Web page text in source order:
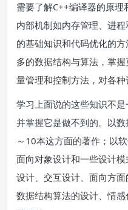
需要了解C++编译器的原
内部机制如内存管理、进
的基础知识和代码优化的
多的数据结构与算法，掌
量管理和控制方法，对各种
学习上面说的这些知识不
并掌握它是做不到的。以
～10本这方面的著作；以
面向对象设计和一些设计
设计、交互设计、面向方
数据结构算法的设计、情